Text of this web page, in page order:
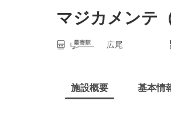
マジカメンテ
広尾
施設概要 基本情